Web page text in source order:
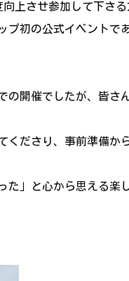
上させ参加して下さ
プ初の公式イベントで
の開催でしたが、皆さ
くださり、事前準備か
た」と心から思える楽